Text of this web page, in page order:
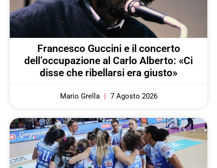
Francesco Guccini e il concerto
dell’occupazione al Carlo Alberto: «Ci
disse che ribellarsi era giusto»
Mario Grella 7 Agosto 2026